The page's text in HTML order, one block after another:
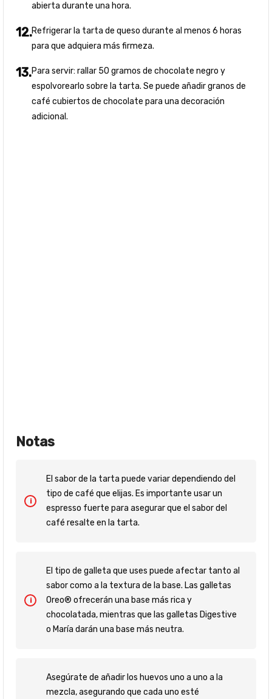
abierta durante una hora.
Refrigerar la tarta de queso durante al menos 6 horas
para que adquiera más firmeza.
Para servir: rallar 50 gramos de chocolate negro y
espolvorearlo sobre la tarta. Se puede añadir granos de
café cubiertos de chocolate para una decoración
adicional.
Notas
El sabor de la tarta puede variar dependiendo del
tipo de café que elijas. Es importante usar un
espresso fuerte para asegurar que el sabor del
café resalte en la tarta.
El tipo de galleta que uses puede afectar tanto al
sabor como a la textura de la base. Las galletas
Oreo® ofrecerán una base más rica y
chocolatada, mientras que las galletas Digestive
o María darán una base más neutra.
Asegúrate de añadir los huevos uno a uno a la
mezcla, asegurando que cada uno esté